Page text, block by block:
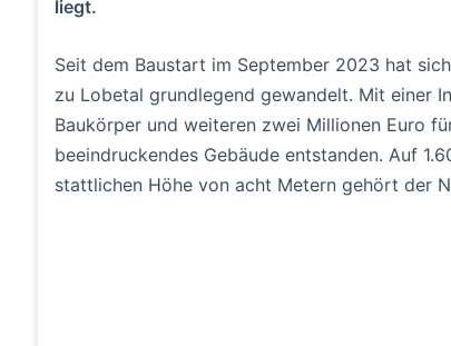
liegt.
Seit dem Baustart im September 2023 hat
zu Lobetal grundlegend gewandelt. Mit einer
Baukörper und weiteren zwei Millionen Euro
beeindruckendes Gebäude entstanden. Auf
stattlichen Höhe von acht Metern gehört der